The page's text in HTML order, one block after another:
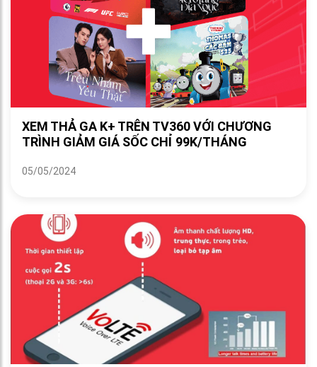
XEM THẢ GA K+ TRÊN TV360 VỚI CHƯƠNG
TRÌNH GIẢM GIÁ SỐC CHỈ 99K/THÁNG
05/05/2024